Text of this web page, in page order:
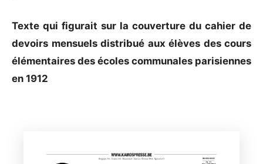
Texte qui figurait sur la couverture du cahier de
devoirs mensuels distribué aux élèves des cours
élémentaires des écoles communales parisiennes
en 1912